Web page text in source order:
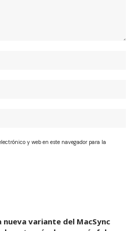
y web en este navegador para la
nueva variante del MacSync